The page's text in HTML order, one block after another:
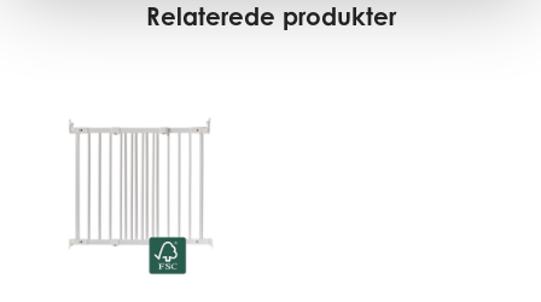
Relaterede produkter